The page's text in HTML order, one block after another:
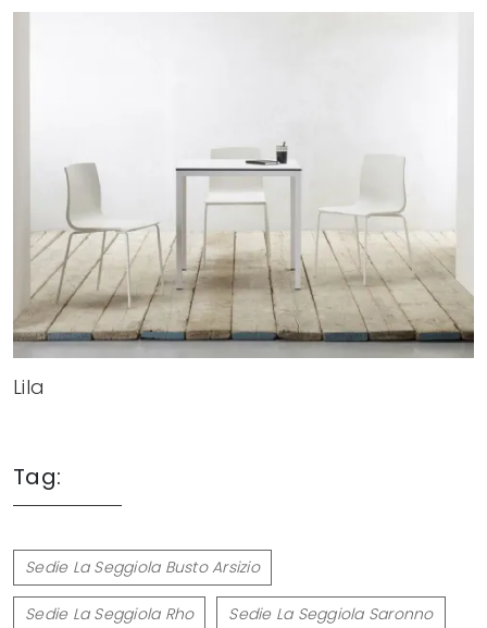
Lila
Tag:
Sedie La Seggiola Busto Arsizio
Sedie La Seggiola Rho Sedie La Seggiola Saronno